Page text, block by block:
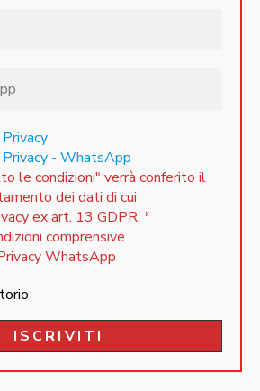
- WhatsApp
le condizioni" verrà conferito il
dei dati di cui
ex art. 13 GDPR. *
comprensive
WhatsApp